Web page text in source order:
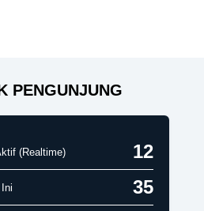
PENGUNJUNG
(Realtime) 12
35